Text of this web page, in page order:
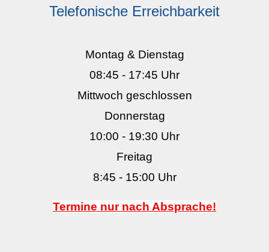
Telefonische Erreichbarkeit
Montag & Dienstag
08:45 - 17:45 Uhr
Mittwoch geschlossen
Donnerstag
10:00 - 19:30 Uhr
Freitag
8:45 - 15:00 Uhr
Termine nur nach Absprache!